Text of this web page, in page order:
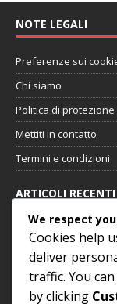
NOTE LEGALI
Preferenze sui
Chi siamo
Politica di protezione
Mettiti in contatto
Termini e condizioni
ARTICOLI RECENTI
Tecniche di
Stretching, Recupero
Importanza del
controllo del
We respect
Cookies help
deliver
traffic. You
by clicking